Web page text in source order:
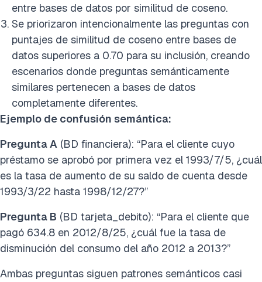
entre bases de datos por similitud de coseno.
Se priorizaron intencionalmente las preguntas con
puntajes de similitud de coseno entre bases de
datos superiores a 0.70 para su inclusión, creando
escenarios donde preguntas semánticamente
similares pertenecen a bases de datos
completamente diferentes.
Ejemplo de confusión semántica:
Pregunta A (BD financiera): “Para el cliente cuyo
préstamo se aprobó por primera vez el 1993/7/5, ¿cuál
es la tasa de aumento de su saldo de cuenta desde
1993/3/22 hasta 1998/12/27?”
Pregunta B (BD tarjeta_debito): “Para el cliente que
pagó 634.8 en 2012/8/25, ¿cuál fue la tasa de
disminución del consumo del año 2012 a 2013?”
Ambas preguntas siguen patrones semánticos casi